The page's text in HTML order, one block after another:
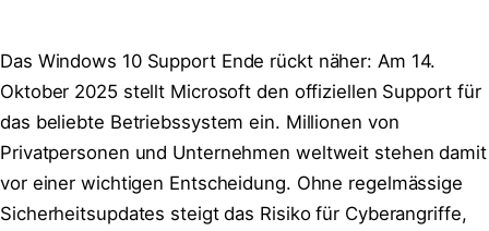
Das Windows 10 Support Ende rückt näher: Am 14.
Oktober 2025 stellt Microsoft den offiziellen Support für
das beliebte Betriebssystem ein. Millionen von
Privatpersonen und Unternehmen weltweit stehen damit
vor einer wichtigen Entscheidung. Ohne regelmässige
Sicherheitsupdates steigt das Risiko für Cyberangriffe,